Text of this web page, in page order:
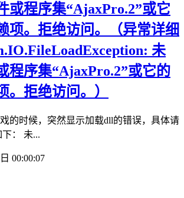
或程序集“AjaxPro.2”或它
项。拒绝访问。（异常详细
未
程序集“AjaxPro.2”或它的
。拒绝访问。）
的时候，突然显示加载dll的错误，具体请
： 未...
00:00:07